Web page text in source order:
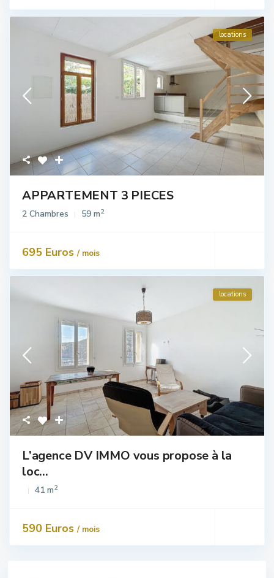
locations
APPARTEMENT 3 PIECES
2 Chambres 59 m2
695 Euros/ mois
locations
L’agence DV IMMO vous propose à la
loc...
41 m2
590 Euros/ mois